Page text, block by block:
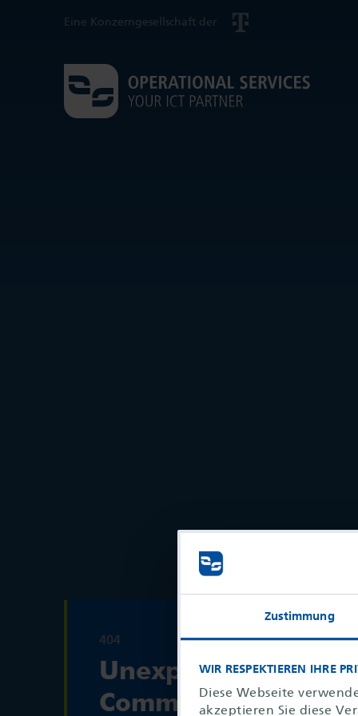
Zustimmung
WIR RESPEKTIEREN IHRE
Diese Webseite
akzeptieren Sie diese
Eine Konzerngesellschaft der
404
Unexpected
Communication